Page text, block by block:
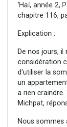
'Haï, année 2,
chapitre 116,
Explication :
De nos jours, il
considération
d'utiliser la
un
a rien
Michpat,
Nous sommes